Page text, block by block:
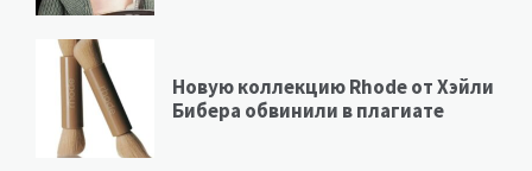
Новую коллекцию Rhode от Хэйли
Бибера обвинили в плагиате